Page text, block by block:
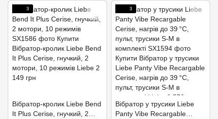
3
Вібратор-кролик Liebe Bend
It Plus Cerise, гнучкий, 2
3
Вібратор у трусики Liebe
Panty Vibe Recargable